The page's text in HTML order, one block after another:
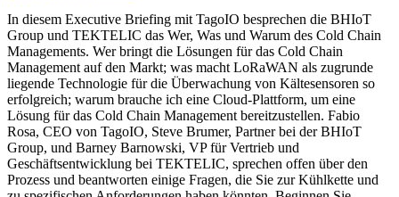
In diesem Executive Briefing mit TagoIO besprechen die BHIoT
Group und TEKTELIC das Wer, Was und Warum des Cold Chain
Managements. Wer bringt die Lösungen für das Cold Chain
Management auf den Markt; was macht LoRaWAN als zugrunde
liegende Technologie für die Überwachung von Kältesensoren so
erfolgreich; warum brauche ich eine Cloud-Plattform, um eine
Lösung für das Cold Chain Management bereitzustellen. Fabio
Rosa, CEO von TagoIO, Steve Brumer, Partner bei der BHIoT
Group, und Barney Barnowski, VP für Vertrieb und
Geschäftsentwicklung bei TEKTELIC, sprechen offen über den
Prozess und beantworten einige Fragen, die Sie zur Kühlkette und